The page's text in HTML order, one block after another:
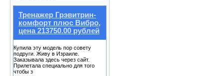
Тренажер Грэвитрин-
комфорт плюс Вибро,
цена 213750.00 рублей
Купила эту модель пор совету
подруги. Живу в Израиле.
Заказывала здесь через сайт.
Прилетала специально для того
чтобы з